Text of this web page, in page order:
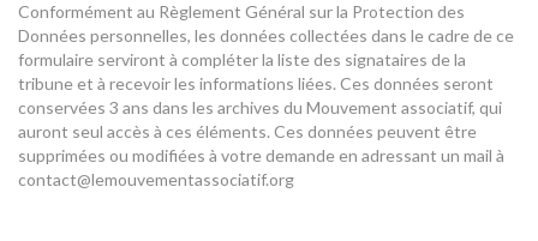
Conformément au Règlement Général sur la Protection des
Données personnelles, les données collectées dans le cadre de ce
formulaire serviront à compléter la liste des signataires de la
tribune et à recevoir les informations liées. Ces données seront
conservées 3 ans dans les archives du Mouvement associatif, qui
auront seul accès à ces éléments. Ces données peuvent être
supprimées ou modifiées à votre demande en adressant un mail à
contact@lemouvementassociatif.org